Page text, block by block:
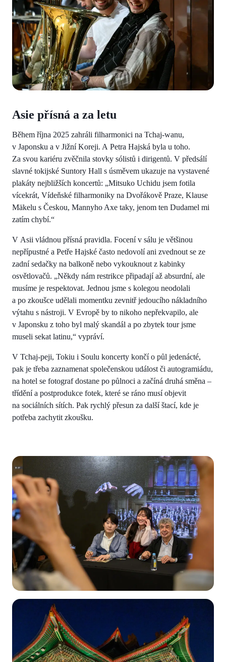
Asie přísná a za letu
Během října 2025 zahráli filharmonici na Tchaj-wanu,
v Japonsku a v Jižní Koreji. A Petra Hajská byla u toho.
Za svou kariéru zvěčnila stovky sólistů i dirigentů. V předsálí
slavné tokijské Suntory Hall s úsměvem ukazuje na vystavené
plakáty nejbližších koncertů: „Mitsuko Uchidu jsem fotila
vícekrát, Vídeňské filharmoniky na Dvořákově Praze, Klause
Mäkelu s Českou, Mannyho Axe taky, jenom ten Dudamel mi
zatím chybí.“
V Asii vládnou přísná pravidla. Focení v sálu je většinou
nepřípustné a Petře Hajské často nedovolí ani zvednout se ze
zadní sedačky na balkoně nebo vykouknout z kabinky
osvětlovačů. „Někdy nám restrikce připadají až absurdní, ale
musíme je respektovat. Jednou jsme s kolegou neodolali
a po zkoušce udělali momentku zevnitř jedoucího nákladního
výtahu s nástroji. V Evropě by to nikoho nepřekvapilo, ale
v Japonsku z toho byl malý skandál a po zbytek tour jsme
museli sekat latinu,“ vypráví.
V Tchaj-peji, Tokiu i Soulu koncerty končí o půl jedenácté,
pak je třeba zaznamenat společenskou událost či autogramiádu,
na hotel se fotograf dostane po půlnoci a začíná druhá směna –
třídění a postprodukce fotek, které se ráno musí objevit
na sociálních sítích. Pak rychlý přesun za další štací, kde je
potřeba zachytit zkoušku.